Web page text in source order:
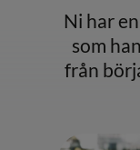
Ni har
som
från